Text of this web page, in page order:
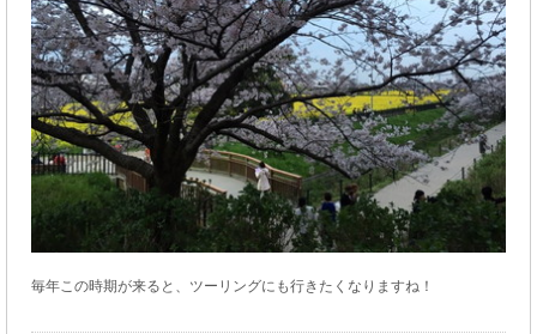
毎年この時期が来ると、ツーリングにも行きたくなりますね！